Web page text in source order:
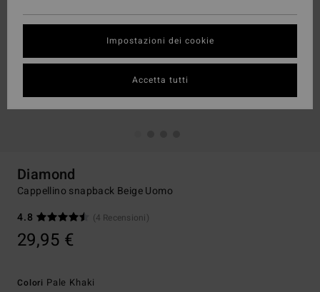
Diamond
Cappellino snapback Beige Uomo
4.8
(4 Recensioni)
29,95 €
Colori Pale Khaki
Impostazioni dei cookie
Accetta tutti